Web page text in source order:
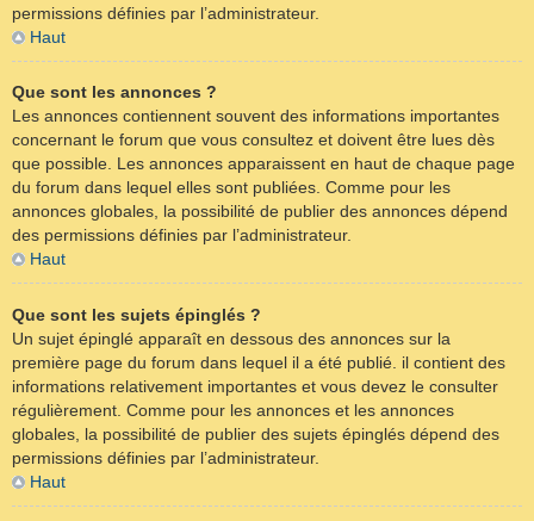
permissions définies par l’administrateur.
Haut
Que sont les annonces ?
Les annonces contiennent souvent des informations importantes
concernant le forum que vous consultez et doivent être lues dès
que possible. Les annonces apparaissent en haut de chaque page
du forum dans lequel elles sont publiées. Comme pour les
annonces globales, la possibilité de publier des annonces dépend
des permissions définies par l’administrateur.
Haut
Que sont les sujets épinglés ?
Un sujet épinglé apparaît en dessous des annonces sur la
première page du forum dans lequel il a été publié. il contient des
informations relativement importantes et vous devez le consulter
régulièrement. Comme pour les annonces et les annonces
globales, la possibilité de publier des sujets épinglés dépend des
permissions définies par l’administrateur.
Haut